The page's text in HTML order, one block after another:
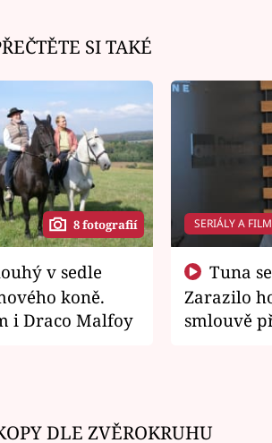
SI TAKÉ
8 fotografií
koně.
i Draco Malfoy
SERIÁLY A
Zarazilo
smlouvě
DLE ZVĚROKRUHU